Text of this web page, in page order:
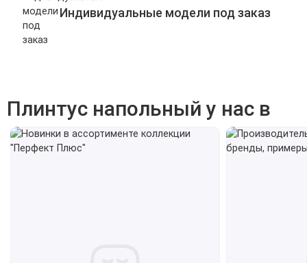
Индивидуальные модели под заказ
Плинтус напольный у нас в